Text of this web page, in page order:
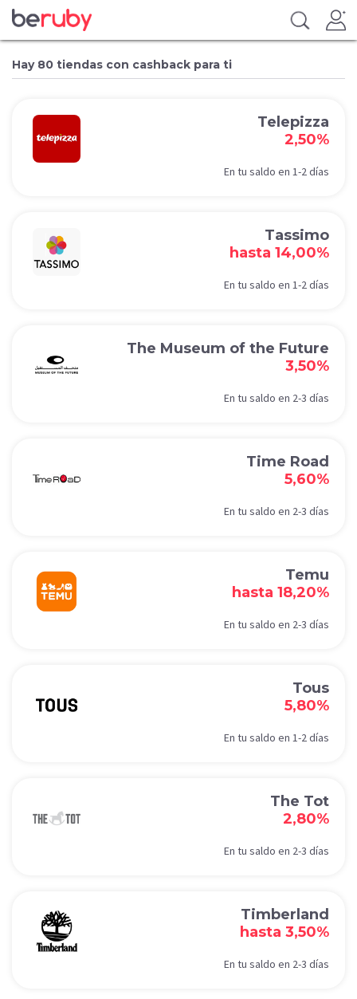
Hay 80 tiendas con cashback para ti
Telepizza
2,50%
En tu saldo en 1-2 días
Tassimo
hasta 14,00%
En tu saldo en 1-2 días
The Museum of the Future
3,50%
En tu saldo en 2-3 días
Time Road
5,60%
En tu saldo en 2-3 días
Temu
hasta 18,20%
En tu saldo en 2-3 días
Tous
5,80%
En tu saldo en 1-2 días
The Tot
2,80%
En tu saldo en 2-3 días
Timberland
hasta 3,50%
En tu saldo en 2-3 días